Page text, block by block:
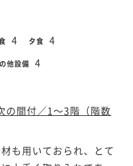
4 夕食 4
他設備 4
の間付／1～3階（階数
も用いておられ、とて